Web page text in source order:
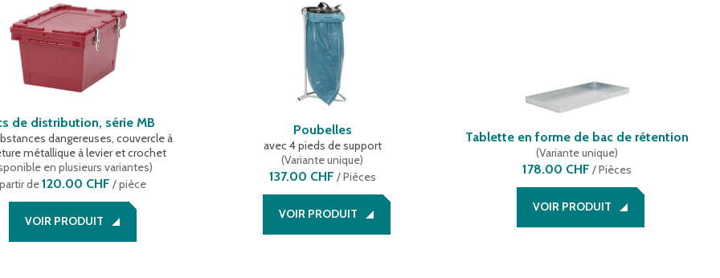
de distribution, série MB
dangereuses, couvercle à
métallique à levier et crochet
en plusieurs variantes)
de120.00 CHF / pièce
VOIR PRODUIT
Poubelles
avec 4 pieds de support
(Variante unique)
137.00 CHF /Pièces
VOIR PRODUIT
Tablette en forme de bac de rétention
(Variante unique)
178.00 CHF /Pièces
VOIR PRODUIT